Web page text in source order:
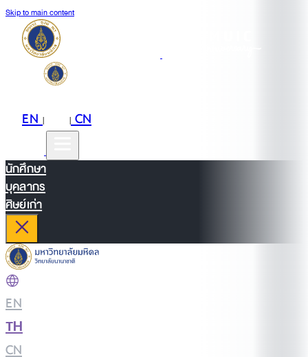
Skip to main content
EN| |CN
นักศึกษา
บุคลากร
ศิษย์เก่า
EN
TH
CN